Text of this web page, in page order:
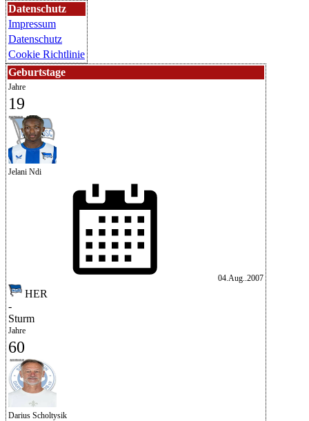
Datenschutz
Impressum
Datenschutz
Cookie Richtlinie
Geburtstage
Jahre
19
Jelani Ndi
04.Aug..2007
HER
-
Sturm
Jahre
60
Darius Scholtysik